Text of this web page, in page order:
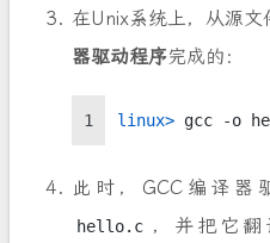
在Unix系统上，从源
器驱动程序完成的：
1 linux> gcc -o
此时，GCC编译器
hello.c ，并把它